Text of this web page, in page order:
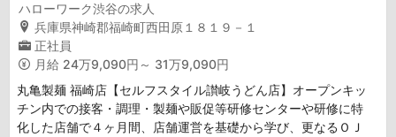
ハローワーク渋谷の求人
兵庫県神崎郡福崎町西田原１８１９－１
正社員
月給 24万9,090円～ 31万9,090円
丸亀製麺 福崎店【セルフスタイル讃岐うどん店】オープンキッ
チン内での接客・調理・製麺や販促等研修センターや研修に特
化した店舗で４ヶ月間、店舗運営を基礎から学び、更なるＯＪ